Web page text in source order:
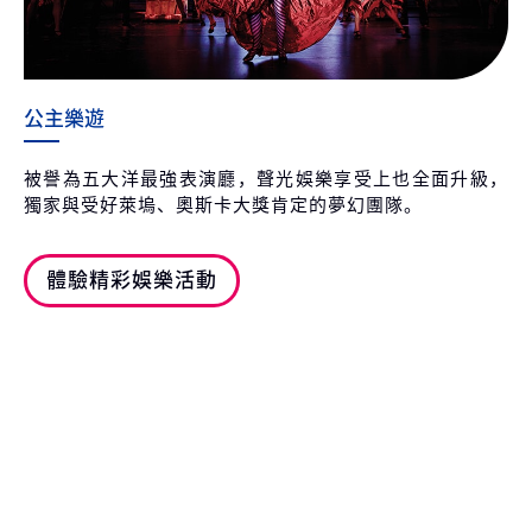
公主樂遊
被譽為五大洋最強表演廳，聲光娛樂享受上也全面升級，
獨家與受好萊塢、奧斯卡大獎肯定的夢幻團隊。
體驗精彩娛樂活動